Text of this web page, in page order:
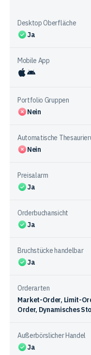
den
Anbietern
Desktop Oberfläche
Ja
Mobile App
iOSAndroid
Portfolio Gruppen
Nein
Automatische
Nein
Preisalarm
Ja
Orderbuchansicht
Ja
Bruchstücke handelbar
Ja
Orderarten
Market-Order, Limit-
Order, Dynamisches
Außerbörslicher Handel
Ja